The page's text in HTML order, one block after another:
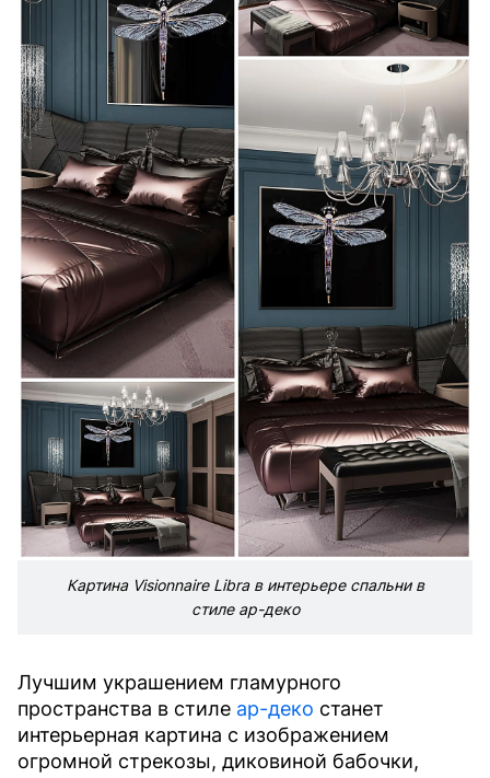
Картина Visionnaire Libra в интерьере спальни в
стиле ар-деко
Лучшим украшением гламурного
пространства в стиле ар-деко станет
интерьерная картина с изображением
огромной стрекозы, диковиной бабочки,